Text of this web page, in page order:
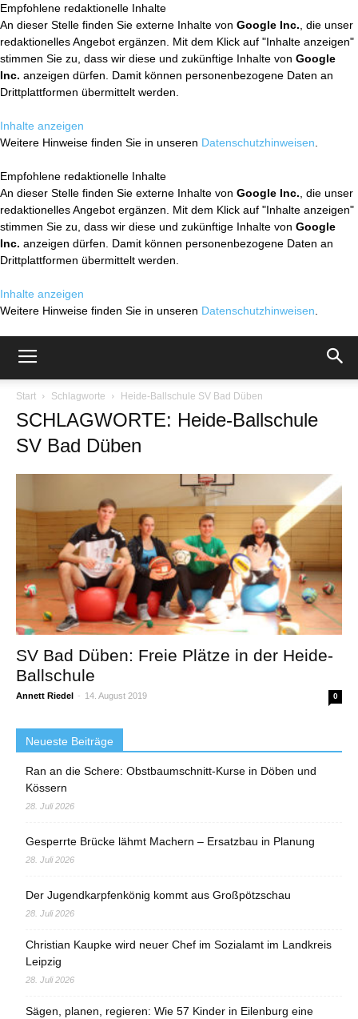
Empfohlene redaktionelle Inhalte
An dieser Stelle finden Sie externe Inhalte von Google Inc. , die unser
redaktionelles Angebot ergänzen. Mit dem Klick auf "Inhalte anzeigen"
stimmen Sie zu, dass wir diese und zukünftige Inhalte von Google
Inc. anzeigen dürfen. Damit können personenbezogene Daten an
Drittplattformen übermittelt werden.
Inhalte anzeigen
Weitere Hinweise finden Sie in unseren Datenschutzhinweisen
Empfohlene redaktionelle Inhalte
An dieser Stelle finden Sie externe Inhalte von Google Inc. , die unser
redaktionelles Angebot ergänzen. Mit dem Klick auf "Inhalte anzeigen"
stimmen Sie zu, dass wir diese und zukünftige Inhalte von Google
Inc. anzeigen dürfen. Damit können personenbezogene Daten an
Drittplattformen übermittelt werden.
Inhalte anzeigen
Weitere Hinweise finden Sie in unseren Datenschutzhinweisen
Start Schlagworte Heide-Ballschule SV Bad Düben
SCHLAGWORTE: Heide-Ballschule
SV Bad Düben
SV Bad Düben: Freie Plätze in der Heide-
Ballschule
Annett Riedel - 14. August 2019 0
Neueste Beiträge
Ran an die Schere: Obstbaumschnitt-Kurse in Döben und
Kössern
28. Juli 2026
Gesperrte Brücke lähmt Machern – Ersatzbau in Planung
28. Juli 2026
Der Jugendkarpfenkönig kommt aus Großpötzschau
28. Juli 2026
Christian Kaupke wird neuer Chef im Sozialamt im Landkreis
Leipzig
28. Juli 2026
Sägen, planen, regieren: Wie 57 Kinder in Eilenburg eine